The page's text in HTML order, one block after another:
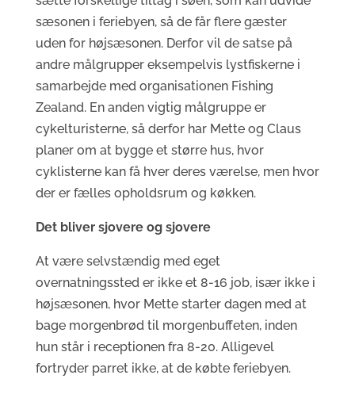
sæsonen i feriebyen, så de får flere gæster
uden for højsæsonen. Derfor vil de satse på
andre målgrupper eksempelvis lystfiskerne i
samarbejde med organisationen Fishing
Zealand. En anden vigtig målgruppe er
cykelturisterne, så derfor har Mette og Claus
planer om at bygge et større hus, hvor
cyklisterne kan få hver deres værelse, men hvor
der er fælles opholdsrum og køkken.
Det bliver sjovere og sjovere
At være selvstændig med eget
overnatningssted er ikke et 8-16 job, især ikke i
højsæsonen, hvor Mette starter dagen med at
bage morgenbrød til morgenbuffeten, inden
hun står i receptionen fra 8-20. Alligevel
fortryder parret ikke, at de købte feriebyen.